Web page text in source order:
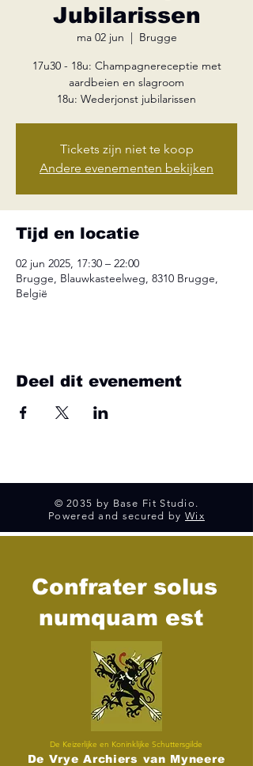
Jubilarissen
ma 02 jun
  |
Brugge
17u30 - 18u: Champagnereceptie met
aardbeien en slagroom
18u: Wederjonst jubilarissen
Tickets zijn niet te koop
Andere evenementen bekijken
Tijd en locatie
02 jun 2025, 17:30 – 22:00
Brugge, Blauwkasteelweg, 8310 Brugge,
België
Deel dit evenement
© 2035 by Base Fit Studio.
Powered and secured by Wix
Confrater solus
numquam est
De Keizerlijke en Koninklijke Schuttersgilde
De Vrye Archiers van Myneere